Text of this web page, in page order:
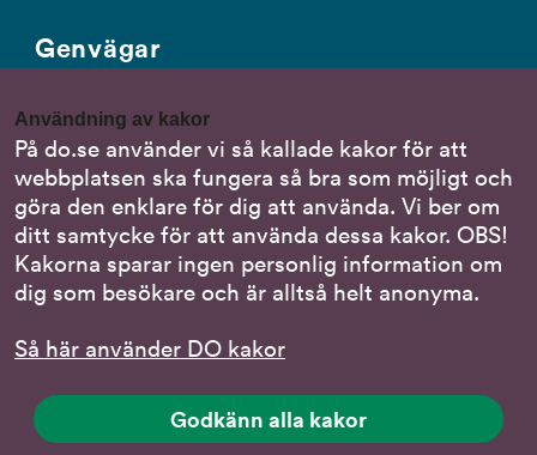
Användning av kakor
På do.se använder vi så kallade kakor för att
webbplatsen ska fungera så bra som möjligt och
göra den enklare för dig att använda. Vi ber om
ditt samtycke för att använda dessa kakor. OBS!
Kakorna sparar ingen personlig information om
dig som besökare och är alltså helt anonyma.
Så här använder DO kakor
Godkänn alla kakor
Genvägar
Nationella minoritetsspråk
Om DO:s webbplats
Behandling av personuppgifter
Följ oss
DO på LinkedIn
på
LinkedIn,
DO på Instagram
(DO